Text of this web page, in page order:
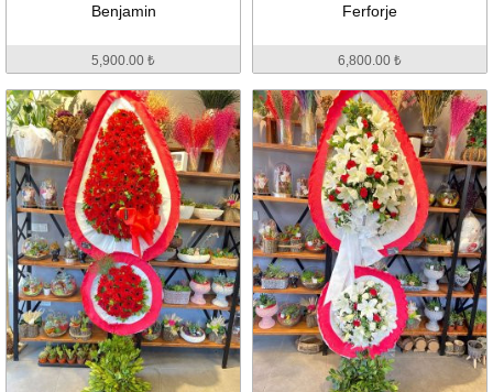
Benjamin
5,900.00 ₺
Ferforje
6,800.00 ₺